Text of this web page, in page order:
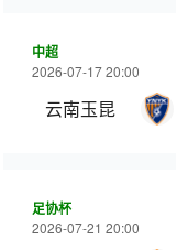
中超
2026-07-17 20:00
云南玉昆
足协杯
2026-07-21 20:00